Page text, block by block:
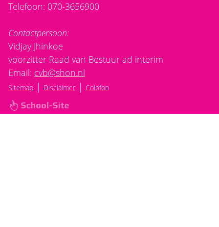
Telefoon: 070-3656900
Contactpersoon:
Vidjay Jhinkoe
voorzitter Raad van Bestuur ad interim
Email: cvb@shon.nl
Sitemap| Disclaimer| Colofon